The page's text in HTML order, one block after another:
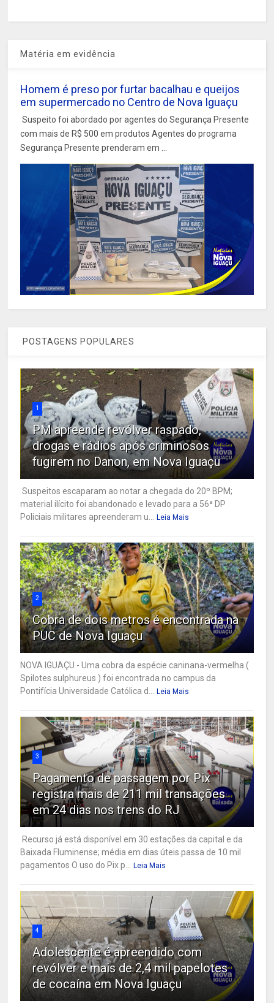
Matéria em evidência
Homem é preso por furtar bacalhau e queijos
em supermercado no Centro de Nova Iguaçu
Suspeito foi abordado por agentes do Segurança Presente
com mais de R$ 500 em produtos Agentes do programa
Segurança Presente prenderam em ...
POSTAGENS POPULARES
1
PM apreende revólver raspado,
drogas e rádios após criminosos
fugirem no Danon, em Nova Iguaçu
Suspeitos escaparam ao notar a chegada do 20º BPM;
material ilícito foi abandonado e levado para a 56ª DP
Policiais militares apreenderam u...
Leia Mais
2
Cobra de dois metros é encontrada na
PUC de Nova Iguaçu
NOVA IGUAÇU - Uma cobra da espécie caninana-vermelha (
Spilotes sulphureus ) foi encontrada no campus da
Pontifícia Universidade Católica d...
Leia Mais
3
Pagamento de passagem por Pix
registra mais de 211 mil transações
em 24 dias nos trens do RJ
Recurso já está disponível em 30 estações da capital e da
Baixada Fluminense; média em dias úteis passa de 10 mil
pagamentos O uso do Pix p...
Leia Mais
4
Adolescente é apreendido com
revólver e mais de 2,4 mil papelotes
de cocaína em Nova Iguaçu